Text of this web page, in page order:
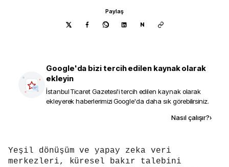
Paylaş
N
Google'da bizi tercih edilen kaynak olarak
ekleyin
İstanbul Ticaret Gazetesi'i tercih edilen kaynak olarak
ekleyerek haberlerimizi Google'da daha sık görebilirsiniz.
Nasıl çalışır?›
Yeşil dönüşüm ve yapay zeka veri
merkezleri, küresel bakır talebini